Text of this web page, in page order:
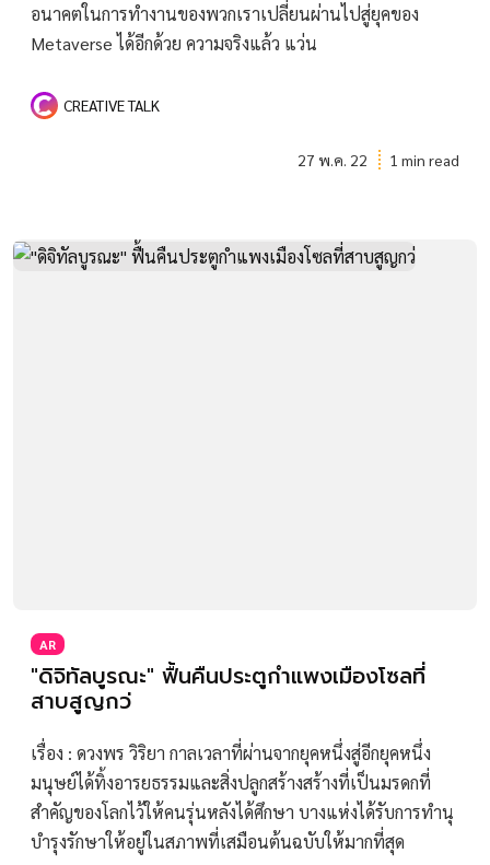
อนาคตในการทำงานของพวกเราเปลี่ยนผ่านไปสู่ยุคของ
Metaverse ได้อีกด้วย ความจริงแล้ว แว่น
CREATIVE TALK
27 พ.ค. 22 1 min read
AR
"ดิจิทัลบูรณะ" ฟื้นคืนประตูกำแพงเมืองโซลที่
สาบสูญกว่
เรื่อง : ดวงพร วิริยา กาลเวลาที่ผ่านจากยุคหนึ่งสู่อีกยุคหนึ่ง
มนุษย์ได้ทิ้งอารยธรรมและสิ่งปลูกสร้างสร้างที่เป็นมรดกที่
สำคัญของโลกไว้ให้คนรุ่นหลังได้ศึกษา บางแห่งได้รับการทำนุ
บำรุงรักษาให้อยู่ในสภาพที่เสมือนต้นฉบับให้มากที่สุด